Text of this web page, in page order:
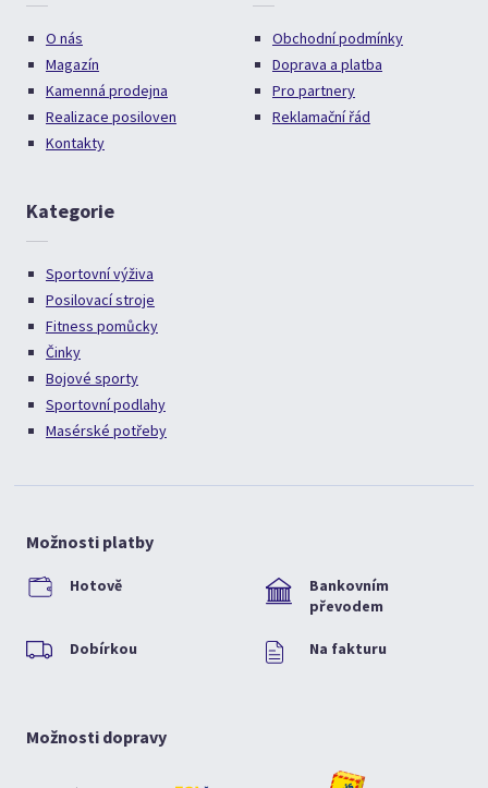
O nás
Magazín
Kamenná prodejna
Realizace posiloven
Kontakty
Obchodní podmínky
Doprava a platba
Pro partnery
Reklamační řád
Kategorie
Sportovní výživa
Posilovací stroje
Fitness pomůcky
Činky
Bojové sporty
Sportovní podlahy
Masérské potřeby
Možnosti platby
Hotově
Bankovním
převodem
Dobírkou Na fakturu
Možnosti dopravy